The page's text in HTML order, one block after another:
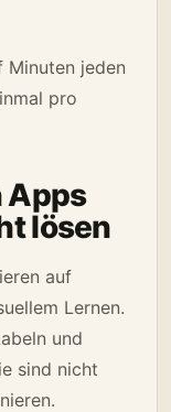
Minuten jeden
pro
Apps
lösen
auf
Lernen.
und
sind nicht